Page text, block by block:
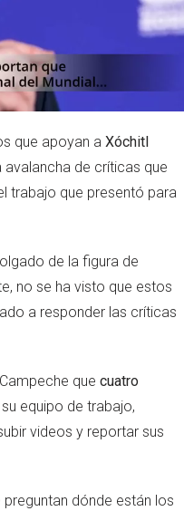
que apoyan a Xóchitl
avalancha de críticas que
trabajo que presentó para
de la figura de
no se ha visto que estos
a responder las críticas
que cuatro
equipo de trabajo,
videos y reportar sus
dónde están los